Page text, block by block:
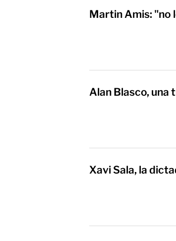
Martin Amis: "no
Alan Blasco, una
Xavi Sala, la